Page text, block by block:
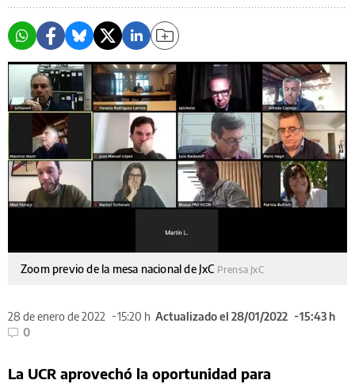
Zoom previo de la mesa nacional de JxC Prensa JxC
28 de enero de 2022 15:20 h Actualizado el 28/01/2022
15:43 h
0
La UCR aprovechó la oportunidad para